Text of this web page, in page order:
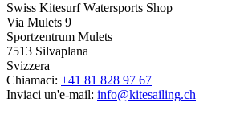
Swiss Kitesurf Watersports Shop
Via Mulets 9
Sportzentrum Mulets
7513 Silvaplana
Svizzera
Chiamaci: +41 81 828 97 67
Inviaci un'e-mail: info@kitesailing.ch